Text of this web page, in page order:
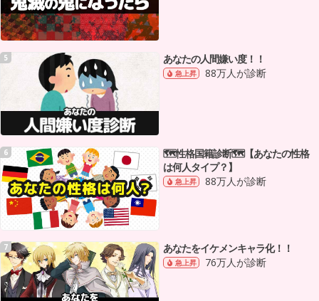
5 あなたの人間嫌い度！！
急上昇 88万人が診断
6
🗺性格国籍診断🗺【あなたの性格
は何人タイプ？】
急上昇 88万人が診断
7 あなたをイケメンキャラ化！！
急上昇 76万人が診断